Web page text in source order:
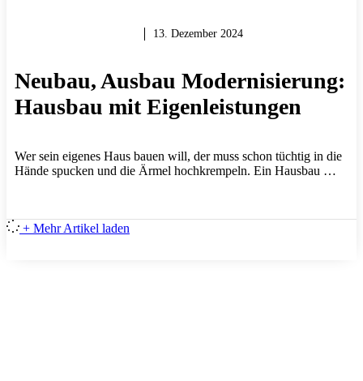
13. Dezember 2024
Neubau, Ausbau Modernisierung:
Hausbau mit Eigenleistungen
Wer sein eigenes Haus bauen will, der muss schon tüchtig in die
Hände spucken und die Ärmel hochkrempeln. Ein Hausbau …
+ Mehr Artikel laden